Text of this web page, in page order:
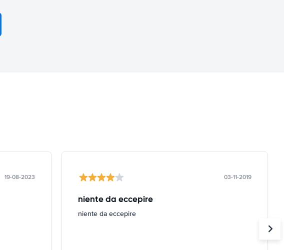
19-08-2023 03-11-2019
niente da eccepire
niente da eccepire